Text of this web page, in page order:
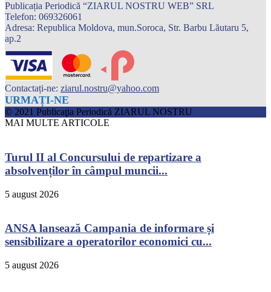
Publicația Periodică “ZIARUL NOSTRU WEB” SRL
Telefon: 069326061
Adresa: Republica Moldova, mun.Soroca, Str. Barbu Lăutaru 5,
ap.2
Contactați-ne: ziarul.nostru@yahoo.com
URMAȚI-NE
© 2021 Publicaţia Periodică ZIARUL NOSTRU
MAI MULTE ARTICOLE
Turul II al Concursului de repartizare a
absolvenților în câmpul muncii...
5 august 2026
ANSA lansează Campania de informare și
sensibilizare a operatorilor economici cu...
5 august 2026